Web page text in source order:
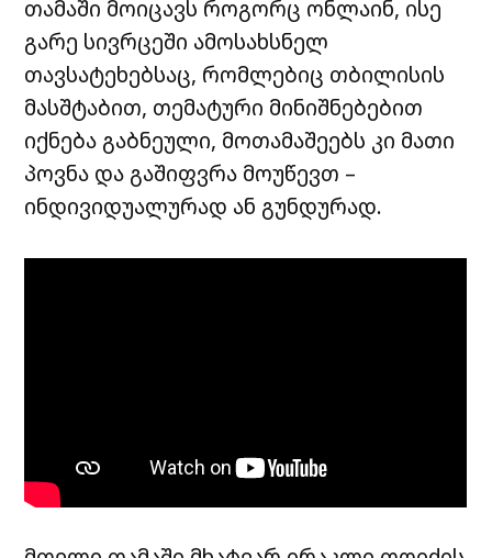
თამაში მოიცავს როგორც ონლაინ, ისე
გარე სივრცეში ამოსახსნელ
თავსატეხებსაც, რომლებიც თბილისის
მასშტაბით, თემატური მინიშნებებით
იქნება გაბნეული, მოთამაშეებს კი მათი
პოვნა და გაშიფვრა მოუწევთ –
ინდივიდუალურად ან გუნდურად.